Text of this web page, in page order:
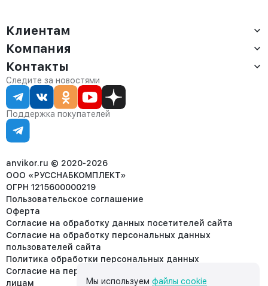
Клиентам
Доставка
Оплата
Сервис
Статус заказа
Статьи
Компания
О компании
Контакты
Партнёрам
Контакты
Отдел продаж:
8 (800) 234-22-62
corp@anvikor.ru
Ежедневно, с 7:00-19:00 (МСК)
Отдел рекламации:
8 (953) 455-25-61
Следите за новостями
Поддержка покупателей
anvikor.ru © 2020-2026
ООО «РУССНАБКОМПЛЕКТ»
ОГРН 1215600000219
Пользовательское соглашение
Оферта
Согласие на обработку данных посетителей сайта
Согласие на обработку персональных данных
пользователей сайта
Политика обработки персональных данных
Согласие на передачу персональных данных третьим
лицам
Мы используем файлы cookie